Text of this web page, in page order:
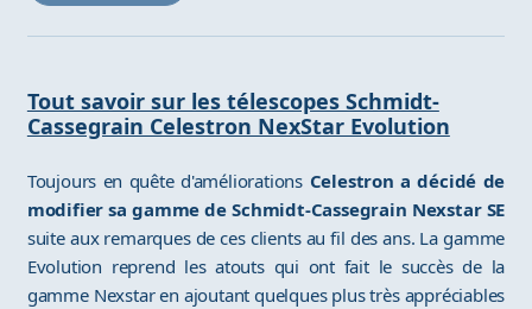
Tout savoir sur les télescopes Schmidt-
Cassegrain Celestron NexStar Evolution
Toujours en quête d'améliorations Celestron a décidé de
modifier sa gamme de Schmidt-Cassegrain Nexstar SE
suite aux remarques de ces clients au fil des ans. La gamme
Evolution reprend les atouts qui ont fait le succès de la
gamme Nexstar en ajoutant quelques plus très appréciables